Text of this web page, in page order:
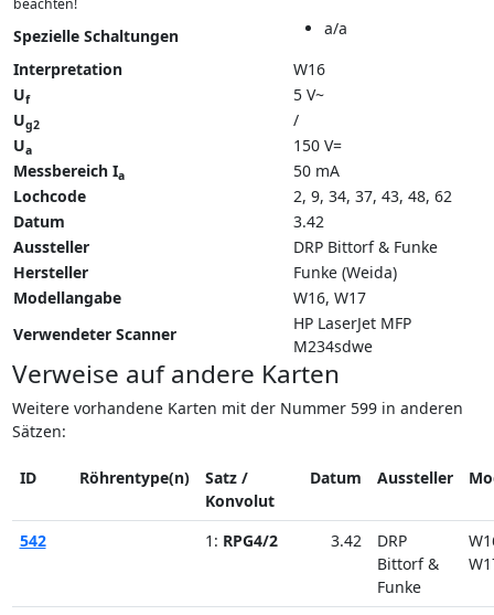
beachten!
Spezielle Schaltungen
a/a
Interpretation
W16
Uf
5 V~
Ug2
/
Ua
150 V=
Messbereich Ia
50 mA
Lochcode
2, 9, 34, 37, 43, 48, 62
Datum
3.42
Aussteller
DRP Bittorf & Funke
Hersteller
Funke (Weida)
Modellangabe
W16 W17
Verwendeter Scanner
HP LaserJet MFP
M234sdwe
Verweise auf andere Karten
Weitere vorhandene Karten mit der Nummer 599 in anderen
Sätzen:
ID Röhrentype(n)
Satz /
Konvolut
Datum Aussteller
542 1: RPG4/2 3.42
DRP
Bittorf &
Funke